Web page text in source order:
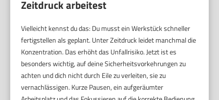
Zeitdruck arbeitest
Vielleicht kennst du das: Du musst ein Werkstück schneller
fertigstellen als geplant. Unter Zeitdruck leidet manchmal die
Konzentration. Das erhöht das Unfallrisiko. Jetzt ist es
besonders wichtig, auf deine Sicherheitsvorkehrungen zu
achten und dich nicht durch Eile zu verleiten, sie zu
vernachlässigen. Kurze Pausen, ein aufgeräumter